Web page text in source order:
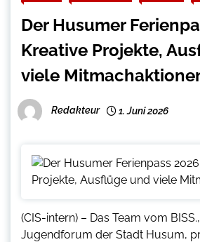
Der Husumer
Kreative Projekte,
viele
Redakteur 1. Juni 2026
(CIS-intern) – Das Team vom
Jugendforum der Stadt Husum,